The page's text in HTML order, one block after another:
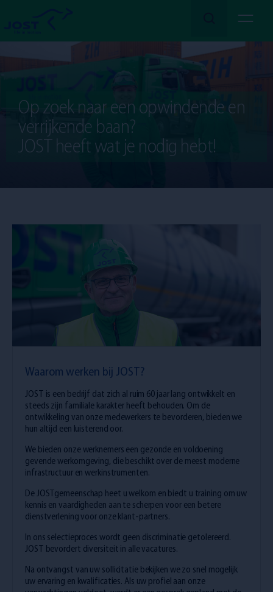
Over ons
Diensten
Onze
Solliciteren!
Op zoek naar een opwindende en
verrijkende baan?
JOST heeft wat je nodig hebt!
Waarom werken bij JOST?
JOST is een bedrijf dat zich al ruim 60 jaar lang ontwikkelt en
steeds zijn familiale karakter heeft behouden. Om de
ontwikkeling van onze medewerkers te bevorderen, bieden we
hun altijd een luisterend oor.
We bieden onze werknemers een gezonde en voldoening
gevende werkomgeving, die beschikt over de meest moderne
infrastructuur en werkinstrumenten.
De JOSTgemeenschap heet u welkom en biedt u training om uw
kennis en vaardigheden aan te scherpen voor een betere
dienstverlening voor onze klant-partners.
In ons selectieproces wordt geen discriminatie getolereerd.
JOST bevordert diversiteit in alle vacatures.
Na ontvangst van uw sollicitatie bekijken we zo snel mogelijk
uw ervaring en kwalificaties. Als uw profiel aan onze